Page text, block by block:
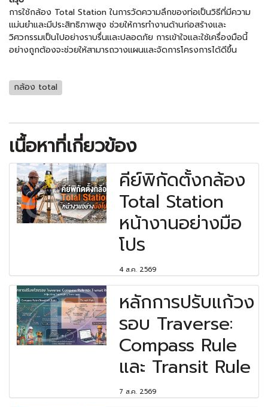
การใช้กล้อง Total Station ในการวัดความลึกของท่อเป็นวิธีที่มีความ
แม่นยำและมีประสิทธิภาพสูง ช่วยให้การทำงานด้านก่อสร้างและ
วิศวกรรมเป็นไปอย่างราบรื่นและปลอดภัย การเข้าใจและใช้เครื่องมือนี้
อย่างถูกต้องจะช่วยให้สามารถวางแผนและจัดการโครงการได้ดีขึ้น
กล้อง total
เนื้อหาที่เกี่ยวข้อง
คีย์พิกัดตั้งกล้อง
Total Station
หน้างานอย่างมือ
โปร
4 ส.ค. 2569
หลักการปรับแก้วง
รอบ Traverse:
Compass Rule
และ Transit Rule
7 ส.ค. 2569